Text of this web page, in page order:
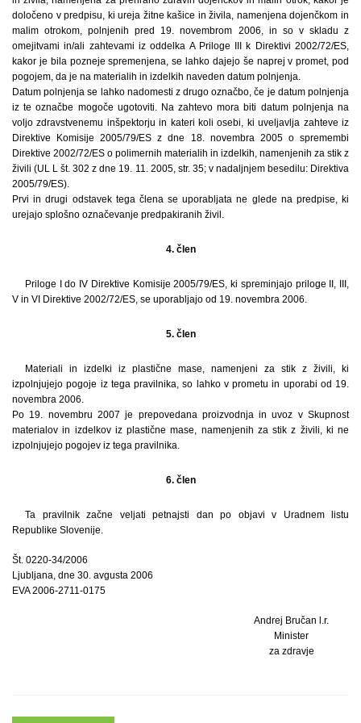
določeno v predpisu, ki ureja žitne kašice in živila, namenjena dojenčkom in
malim otrokom, polnjenih pred 19. novembrom 2006, in so v skladu z
omejitvami in/ali zahtevami iz oddelka A Priloge III k Direktivi 2002/72/ES,
kakor je bila pozneje spremenjena, se lahko dajejo še naprej v promet, pod
pogojem, da je na materialih in izdelkih naveden datum polnjenja.
Datum polnjenja se lahko nadomesti z drugo označbo, če je datum polnjenja
iz te označbe mogoče ugotoviti. Na zahtevo mora biti datum polnjenja na
voljo zdravstvenemu inšpektorju in kateri koli osebi, ki uveljavlja zahteve iz
Direktive Komisije 2005/79/ES z dne 18. novembra 2005 o spremembi
Direktive 2002/72/ES o polimernih materialih in izdelkih, namenjenih za stik z
živili (UL L št. 302 z dne 19. 11. 2005, str. 35; v nadaljnjem besedilu: Direktiva
2005/79/ES).
Prvi in drugi odstavek tega člena se uporabljata ne glede na predpise, ki
urejajo splošno označevanje predpakiranih živil.
4. člen
Priloge I do IV Direktive Komisije 2005/79/ES, ki spreminjajo priloge II, III,
V in VI Direktive 2002/72/ES, se uporabljajo od 19. novembra 2006.
5. člen
Materiali in izdelki iz plastične mase, namenjeni za stik z živili, ki
izpolnjujejo pogoje iz tega pravilnika, so lahko v prometu in uporabi od 19.
novembra 2006.
Po 19. novembru 2007 je prepovedana proizvodnja in uvoz v Skupnost
materialov in izdelkov iz plastične mase, namenjenih za stik z živili, ki ne
izpolnjujejo pogojev iz tega pravilnika.
6. člen
Ta pravilnik začne veljati petnajsti dan po objavi v Uradnem listu
Republike Slovenije.
Št. 0220-34/2006
Ljubljana, dne 30. avgusta 2006
EVA 2006-2711-0175
Andrej Bručan l.r.
Minister
za zdravje